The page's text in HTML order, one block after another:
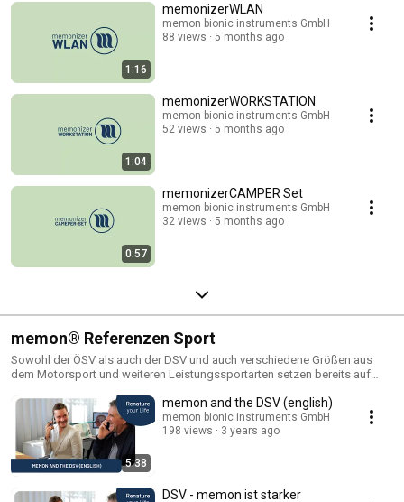
1:16
memonizerWLAN
memon bionic instruments GmbH
88 views
5 months ago
1:04
memonizerWORKSTATION
memon bionic instruments GmbH
52 views
5 months ago
0:57
memonizerCAMPER Set
memon bionic instruments GmbH
32 views
5 months ago
memon® Referenzen Sport
Sowohl der ÖSV als auch der DSV und auch verschiedene Größen aus
dem Motorsport und weiteren Leistungssportarten setzen bereits auf
Erfahrungen mit memon.
5:38
memon and the DSV (english)
memon bionic instruments GmbH
198 views
3 years ago
DSV - memon ist starker